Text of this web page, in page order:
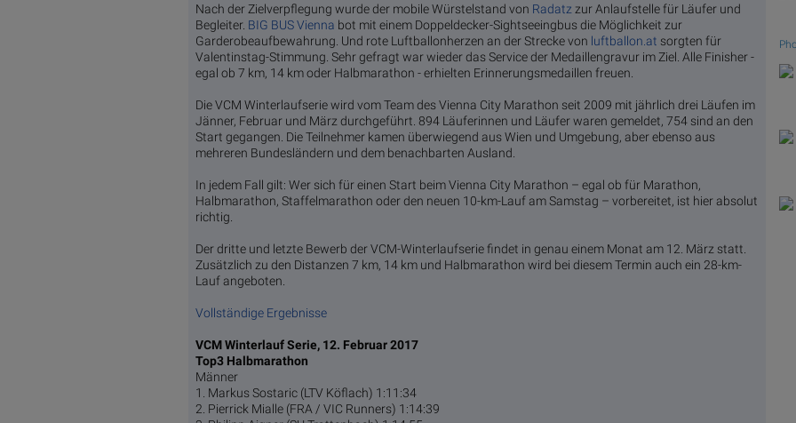
Nach der Zielverpflegung wurde der mobile Würstelstand von Radatz zur Anlaufstelle für Läufer und
Begleiter. BIG BUS Vienna bot mit einem Doppeldecker-Sightseeingbus die Möglichkeit zur
Garderobeaufbewahrung. Und rote Luftballonherzen an der Strecke von luftballon.at sorgten für
Valentinstag-Stimmung. Sehr gefragt war wieder das Service der Medaillengravur im Ziel. Alle Finisher -
egal ob 7 km, 14 km oder Halbmarathon - erhielten Erinnerungsmedaillen freuen.
Die VCM Winterlaufserie wird vom Team des Vienna City Marathon seit 2009 mit jährlich drei Läufen im
Jänner, Februar und März durchgeführt. 894 Läuferinnen und Läufer waren gemeldet, 754 sind an den
Start gegangen. Die Teilnehmer kamen überwiegend aus Wien und Umgebung, aber ebenso aus
mehreren Bundesländern und dem benachbarten Ausland.
In jedem Fall gilt: Wer sich für einen Start beim Vienna City Marathon – egal ob für Marathon,
Halbmarathon, Staffelmarathon oder den neuen 10-km-Lauf am Samstag – vorbereitet, ist hier absolut
richtig.
Der dritte und letzte Bewerb der VCM-Winterlaufserie findet in genau einem Monat am 12. März statt.
Zusätzlich zu den Distanzen 7 km, 14 km und Halbmarathon wird bei diesem Termin auch ein 28-km-
Lauf angeboten.
Vollständige Ergebnisse
VCM Winterlauf Serie, 12. Februar 2017
Top3 Halbmarathon
Männer
1. Markus Sostaric (LTV Köflach) 1:11:34
2. Pierrick Mialle (FRA / VIC Runners) 1:14:39